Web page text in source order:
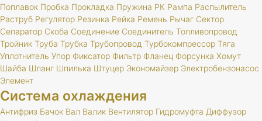
Поплавок Пробка Прокладка Пружина РК Рампа Распылитель
Раструб Регулятор Резинка Рейка Ремень Рычаг Сектор
Сепаратор Скоба Соединение Соединитель Топливопровод
Тройник Труба Трубка Трубопровод Турбокомпрессор Тяга
Уплотнитель Упор Фиксатор Фильтр Фланец Форсунка Хомут
Шайба Шланг Шпилька Штуцер Экономайзер Электробензонасос
Элемент
Система охлаждения
Антифриз Бачок Вал Валик Вентилятор Гидромуфта Диффузор